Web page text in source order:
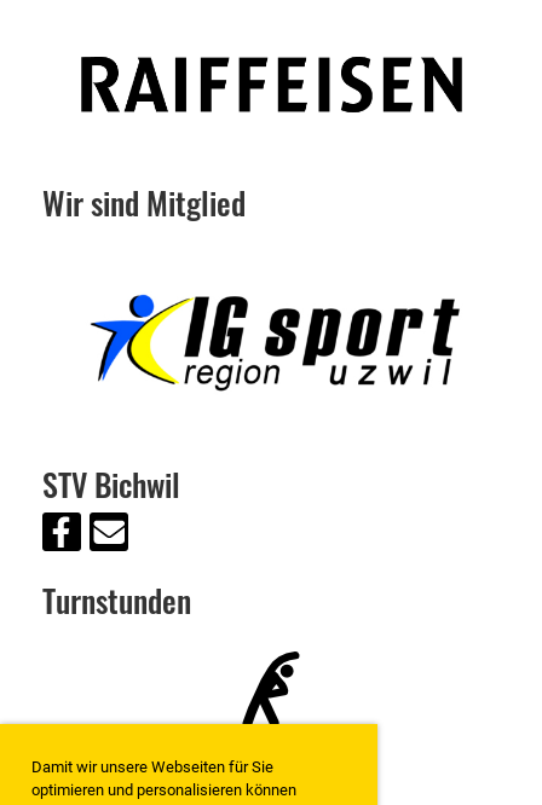
Damit wir unsere Webseiten für Sie
optimieren und personalisieren können
Wir sind Mitglied
STV Bichwil
Turnstunden